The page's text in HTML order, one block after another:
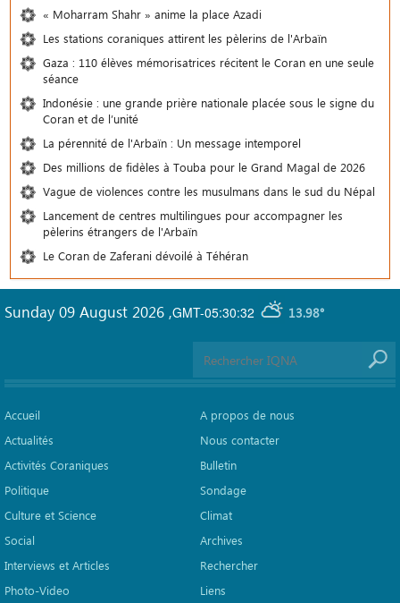
« Moharram Shahr » anime la place Azadi
Les stations coraniques attirent les pèlerins de l'Arbaïn
Gaza : 110 élèves mémorisatrices récitent le Coran en une seule
séance
Indonésie : une grande prière nationale placée sous le signe du
Coran et de l’unité
La pérennité de l'Arbaïn : Un message intemporel
Des millions de fidèles à Touba pour le Grand Magal de 2026
Vague de violences contre les musulmans dans le sud du Népal
Lancement de centres multilingues pour accompagner les
pèlerins étrangers de l'Arbaïn
Le Coran de Zaferani dévoilé à Téhéran
GMT-05:30:32 13.98°
Sunday 09 August 2026 ,
Accueil
Actualités
Activités Coraniques
Politique
Culture et Science
Social
Interviews et Articles
Photo-Video
A propos de nous
Nous contacter
Bulletin
Sondage
Climat
Archives
Rechercher
Liens